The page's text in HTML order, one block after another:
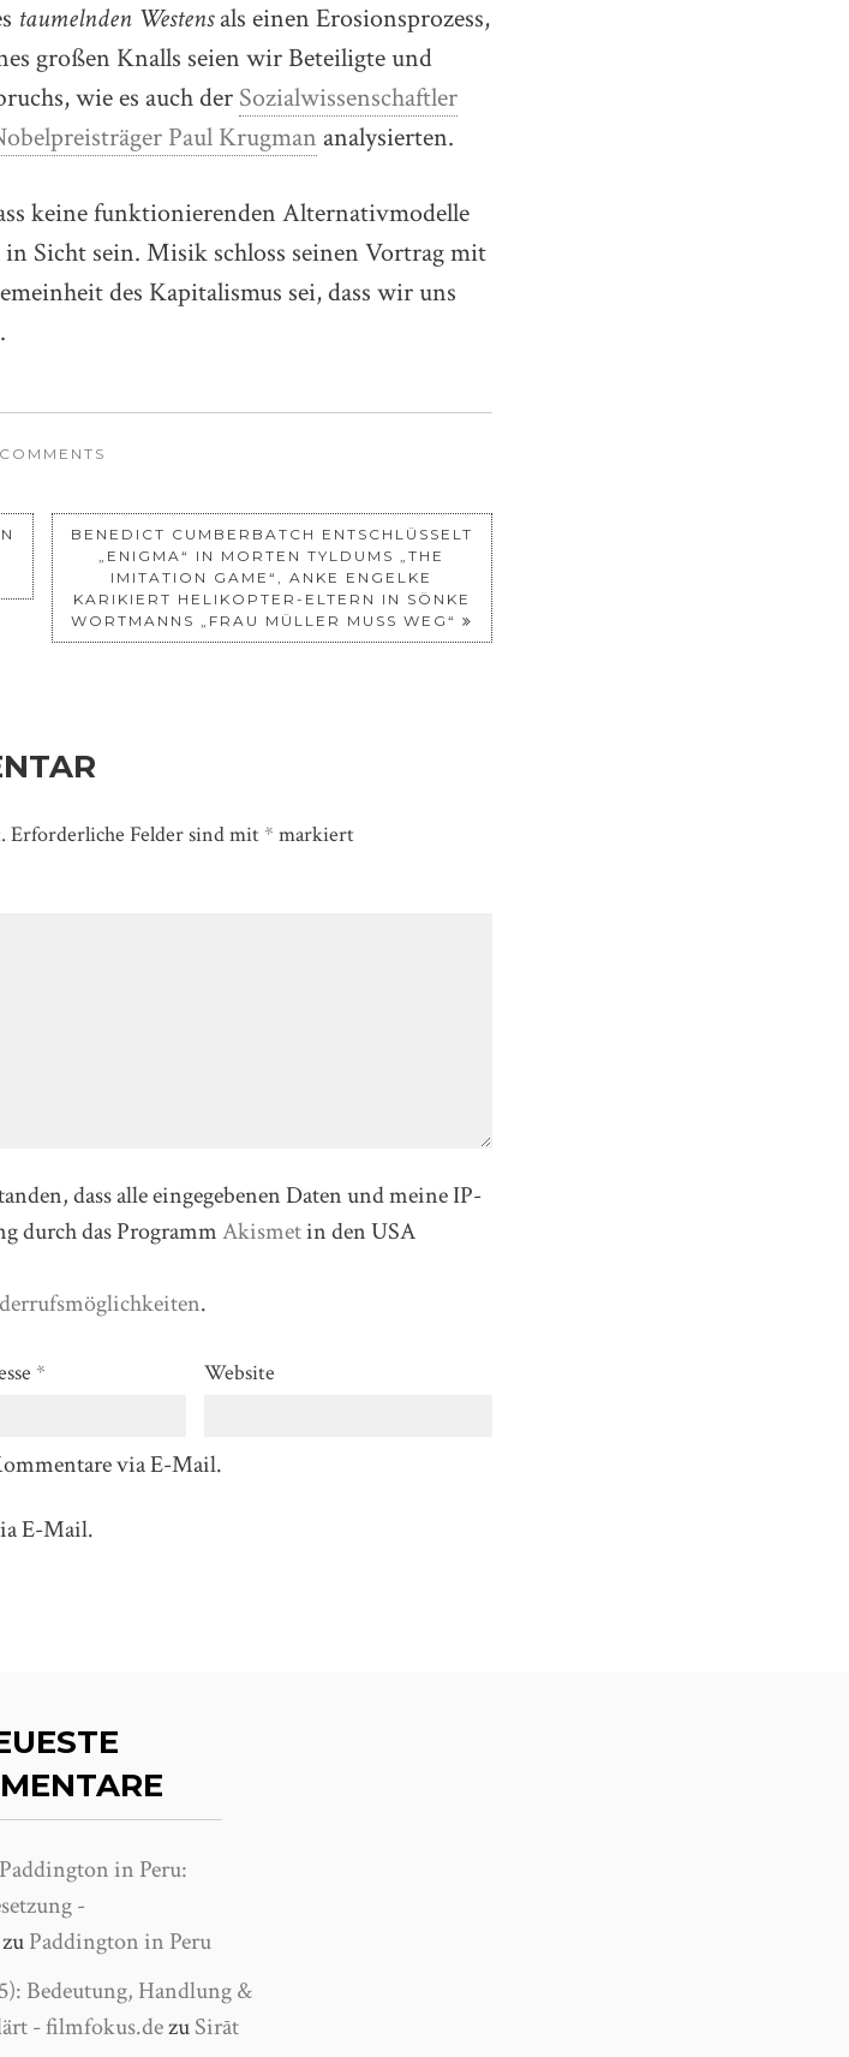
taumelnden Westensals einen Erosionsprozess,
großen Knalls seien wir Beteiligte und
wie es auch der Sozialwissenschaftler
Paul Krugman analysierten.
keine funktionierenden Alternativmodelle
Sicht sein. Misik schloss seinen Vortrag mit
des Kapitalismus sei, dass wir uns
BENEDICT CUMBERBATCH ENTSCHLÜSSELT
„ENIGMA“ IN MORTEN TYLDUMS „THE
IMITATION GAME“, ANKE ENGELKE
KARIKIERT HELIKOPTER-ELTERN IN SÖNKE
WORTMANNS „FRAU MÜLLER MUSS WEG“
Erforderliche Felder sind mit * markiert
dass alle eingegebenen Daten und meine IP-
durch das ProgrammAkismetin den USA
.
* Website
via E-Mail.
E-Mail.
in Peru:
-
zuPaddington in Peru
Bedeutung, Handlung &
- filmfokus.dezuSirāt